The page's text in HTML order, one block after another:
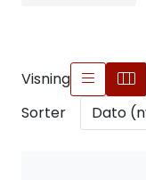
Visning
Sorter